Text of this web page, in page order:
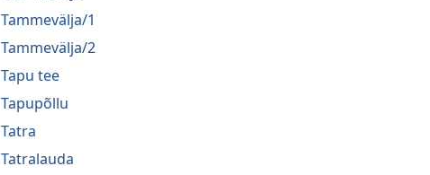
Tammevälja/1
Tammevälja/2
Tapu tee
Tapupõllu
Tatra
Tatralauda